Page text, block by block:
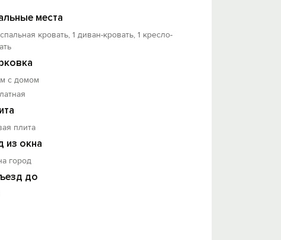
места
кровать, 1 диван-кровать, 1 кресло-
с домом
плита
из окна
город
до